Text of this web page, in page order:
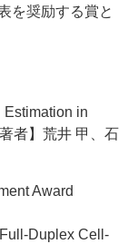
を奨励する賞と
Estimation in
者】荒井 甲、石
Award
Duplex Cell-